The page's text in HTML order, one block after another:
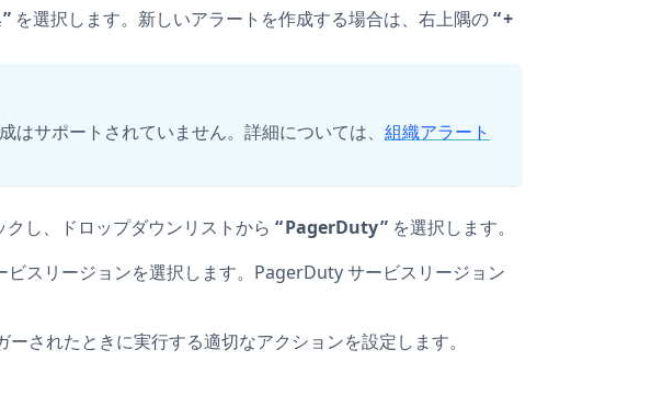
を選択します。新しいアラートを作成する場合は、右上隅の +
サポートされていません。詳細については、 組織アラート
クし、ドロップダウンリストから PagerDuty
を選択します。
スリージョンを選択します。PagerDuty サービスリージョン
されたときに実行する適切なアクションを設定します。